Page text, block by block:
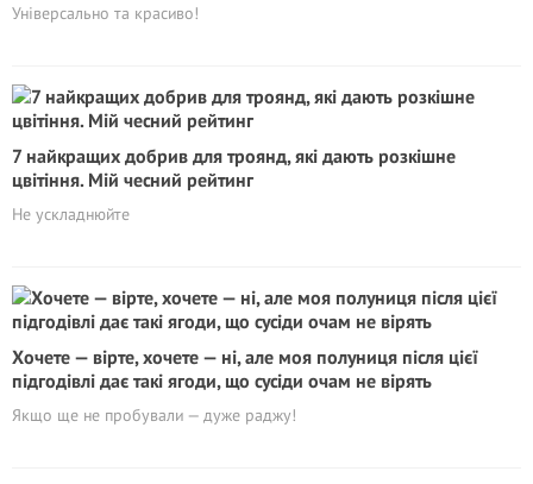
Універсально та красиво!
7 найкращих добрив для троянд, які дають розкішне
цвітіння. Мій чесний рейтинг
Не ускладнюйте
Хочете — вірте, хочете — ні, але моя полуниця після цієї
підгодівлі дає такі ягоди, що сусіди очам не вірять
Якщо ще не пробували — дуже раджу!